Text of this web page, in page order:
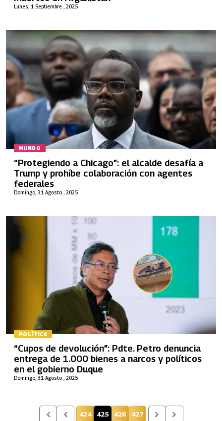
Lunes, 1 Septiembre , 2025
MUNDO
Domingo, 31 Agosto , 2025
“Protegiendo a Chicago”: el alcalde desafía a
Trump y prohíbe colaboración con agentes
federales
POLÍTICA
Domingo, 31 Agosto , 2025
“Cupos de devolución”: Pdte. Petro denuncia
entrega de 1.000 bienes a narcos y políticos
en el gobierno Duque
Página
424 Página actual
425 Página
426 Página
427